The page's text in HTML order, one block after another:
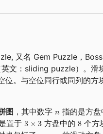
又名 Gem Puzzle，
文：sliding puzzle）。滑
位。与空位同行或同列的
图 ，其中数字
指的是方
置于 方盘中的 个方